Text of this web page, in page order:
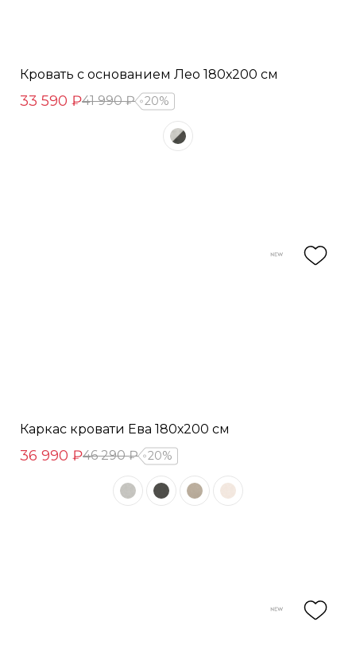
Кровать с основанием Лео 180х200 см
33 590 ₽41 990 ₽ 20%
Каркас кровати Ева 180х200 см
36 990 ₽46 290 ₽ 20%